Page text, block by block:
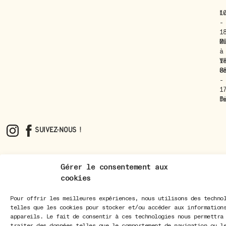
Gérer le consentement aux
cookies
Pour offrir les meilleures expériences, nous utilisons des
telles que les cookies pour stocker et/ou accéder aux
appareils. Le fait de consentir à ces technologies nous permettra
-
à
-
-
Suivez-nous !
5 1003 LAUSANNE D'UTILISATION